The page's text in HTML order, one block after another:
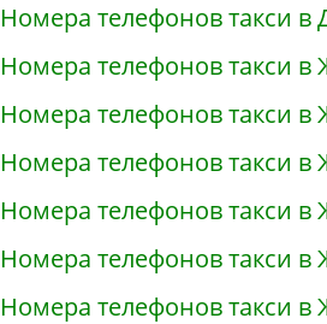
Номера телефонов такси в
Номера телефонов такси
Номера телефонов такси в
Номера телефонов такси в
Номера телефонов такси
Номера телефонов такси
Номера телефонов такси в